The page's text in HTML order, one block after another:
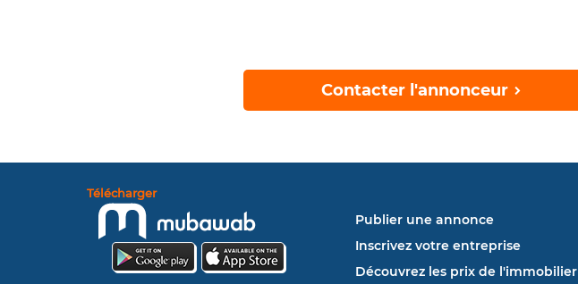
Contacter l'annonceur
Télécharger
Publier une annonce
Inscrivez votre entreprise
Découvrez les prix de l'immobilier